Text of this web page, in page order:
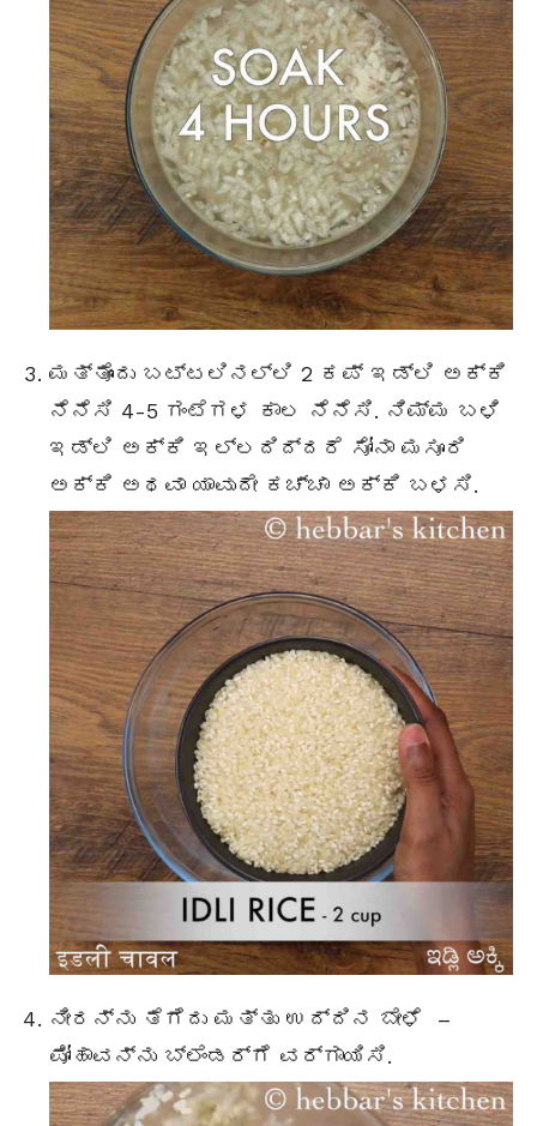
ಮತ್ತೊಂದು ಬಟ್ಟಲಿನಲ್ಲಿ 2 ಕಪ್ ಇಡ್ಲಿ ಅಕ್ಕಿ
ನೆನೆಸಿ 4-5 ಗಂಟೆಗಳ ಕಾಲ ನೆನೆಸಿ. ನಿಮ್ಮ ಬಳಿ
ಇಡ್ಲಿ ಅಕ್ಕಿ ಇಲ್ಲದಿದ್ದರೆ ಸೋನಾ ಮಸೂರಿ
ಅಕ್ಕಿ ಅಥವಾ ಯಾವುದೇ ಕಚ್ಚಾ ಅಕ್ಕಿ ಬಳಸಿ.
ನೀರನ್ನು ತೆಗೆದು ಮತ್ತು ಉದ್ದಿನ ಬೇಳೆ –
ಪೋಹಾವನ್ನು ಬ್ಲೆಂಡರ್ಗೆ ವರ್ಗಾಯಿಸಿ.